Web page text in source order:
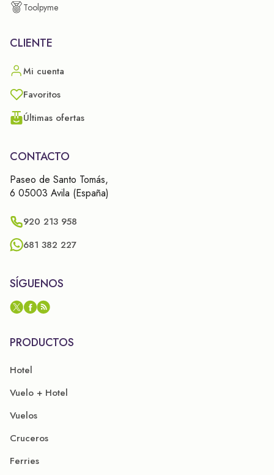
Toolpyme
CLIENTE
Mi cuenta
Favoritos
Últimas ofertas
CONTACTO
Paseo de Santo Tomás,
6 05003 Avila (España)
920 213 958
681 382 227
SÍGUENOS
PRODUCTOS
Hotel
Vuelo + Hotel
Vuelos
Cruceros
Ferries